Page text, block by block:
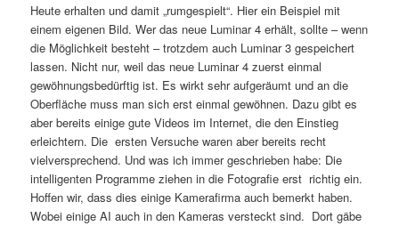
Heute erhalten und damit „rumgespielt“. Hier ein Beispiel mit
einem eigenen Bild. Wer das neue Luminar 4 erhält, sollte – wenn
die Möglichkeit besteht – trotzdem auch Luminar 3 gespeichert
lassen. Nicht nur, weil das neue Luminar 4 zuerst einmal
gewöhnungsbedürftig ist. Es wirkt sehr aufgeräumt und an die
Oberfläche muss man sich erst einmal gewöhnen. Dazu gibt es
aber bereits einige gute Videos im Internet, die den Einstieg
erleichtern. Die ersten Versuche waren aber bereits recht
vielversprechend. Und was ich immer geschrieben habe: Die
intelligenten Programme ziehen in die Fotografie erst richtig ein.
Hoffen wir, dass dies einige Kamerafirma auch bemerkt haben.
Wobei einige AI auch in den Kameras versteckt sind. Dort gäbe